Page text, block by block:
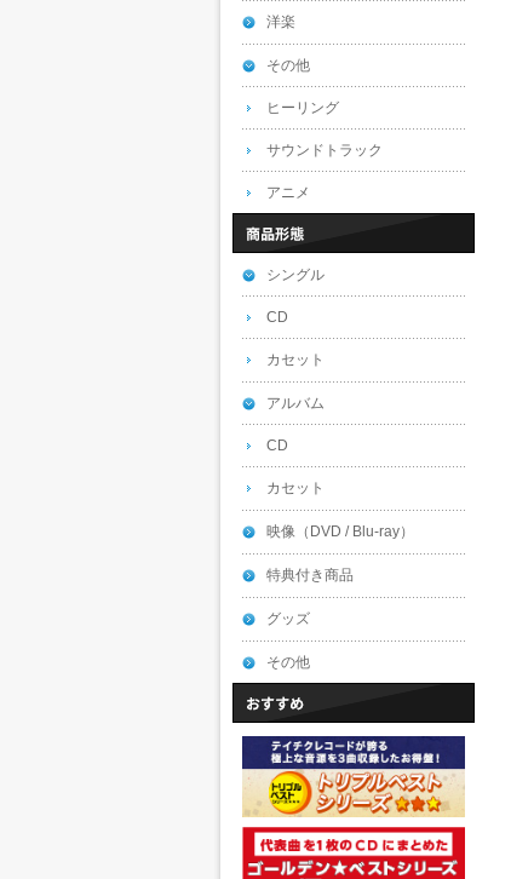
洋楽
その他
ヒーリング
サウンドトラック
アニメ
シングル
CD
カセット
アルバム
CD
カセット
映像（DVD / Blu-ray）
特典付き商品
グッズ
その他